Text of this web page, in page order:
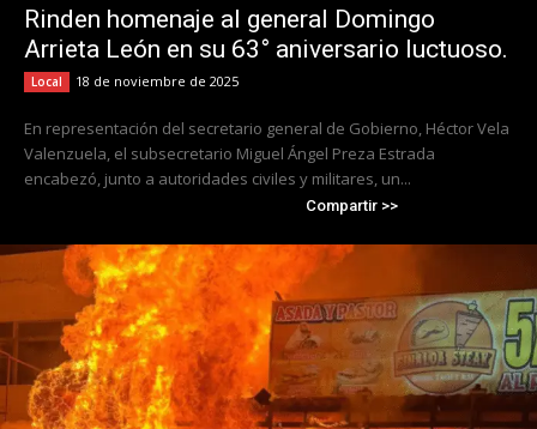
Rinden homenaje al general Domingo
Arrieta León en su 63° aniversario luctuoso.
Local 18 de noviembre de 2025
En representación del secretario general de Gobierno, Héctor Vela
Valenzuela, el subsecretario Miguel Ángel Preza Estrada
encabezó, junto a autoridades civiles y militares, un...
Compartir >>